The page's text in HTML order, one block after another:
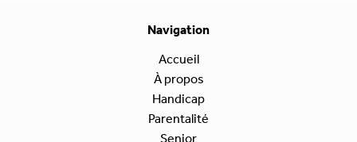
Navigation
Accueil
À propos
Handicap
Parentalité